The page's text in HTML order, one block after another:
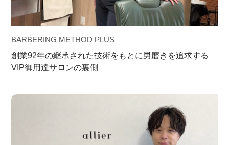
BARBERING METHOD PLUS
創業92年の継承された技術をもとに男磨きを追求する
VIP御用達サロンの裏側